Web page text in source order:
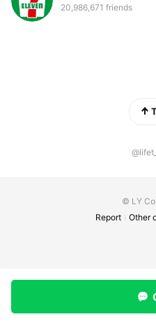
20,986,671 friends
© LY
Report
Other